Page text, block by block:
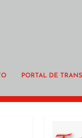
PORTAL DE